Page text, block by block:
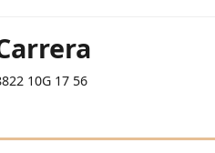
10G 17 56